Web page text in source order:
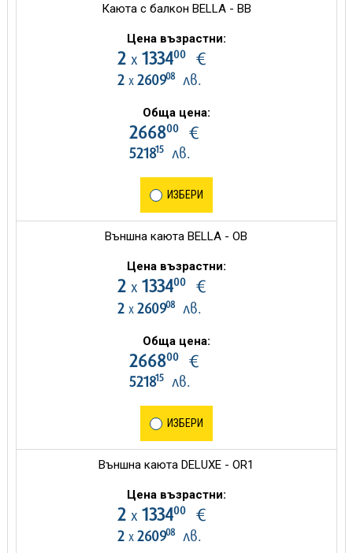
Каюта с балкон BELLA - BB
Цена възрастни:
2 х 133400€
2 х 260908лв.
Обща цена:
266800€
521815лв.
ИЗБЕРИ
Външна каюта BELLA - OB
Цена възрастни:
2 х 133400€
2 х 260908лв.
Обща цена:
266800€
521815лв.
ИЗБЕРИ
Външна каюта DELUXE - OR1
Цена възрастни:
2 х 133400€
2 х 260908лв.